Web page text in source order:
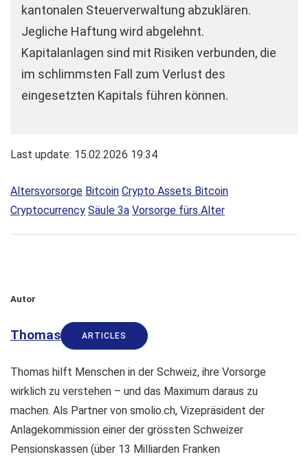
kantonalen Steuerverwaltung abzuklären.
Jegliche Haftung wird abgelehnt.
Kapitalanlagen sind mit Risiken verbunden, die
im schlimmsten Fall zum Verlust des
eingesetzten Kapitals führen können.
Last update: 15.02.2026 19:34
Altersvorsorge Bitcoin Crypto Assets Bitcoin
Cryptocurrency Säule 3a Vorsorge fürs Alter
Autor
Thomas ARTICLES
Thomas hilft Menschen in der Schweiz, ihre Vorsorge
wirklich zu verstehen – und das Maximum daraus zu
machen. Als Partner von smolio.ch, Vizepräsident der
Anlagekommission einer der grössten Schweizer
Pensionskassen (über 13 Milliarden Franken